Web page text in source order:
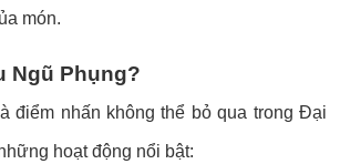
món.
Ngũ Phụng?
điểm nhấn không thể bỏ qua trong Đại
hoạt động nổi bật: